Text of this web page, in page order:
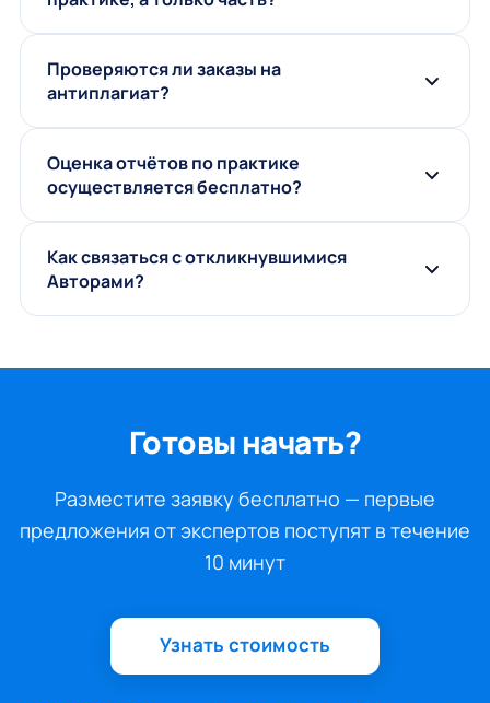
Проверяются ли заказы на
антиплагиат?
Оценка отчётов по практике
осуществляется бесплатно?
Как связаться с откликнувшимися
Авторами?
Готовы начать?
Разместите заявку бесплатно — первые
предложения от экспертов поступят в течение
10 минут
Узнать стоимость